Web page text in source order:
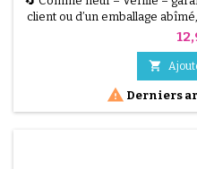
client ou d’un emballage
% fonctionnel. Poubelle à
Vendu sans recharges,

 Derniers